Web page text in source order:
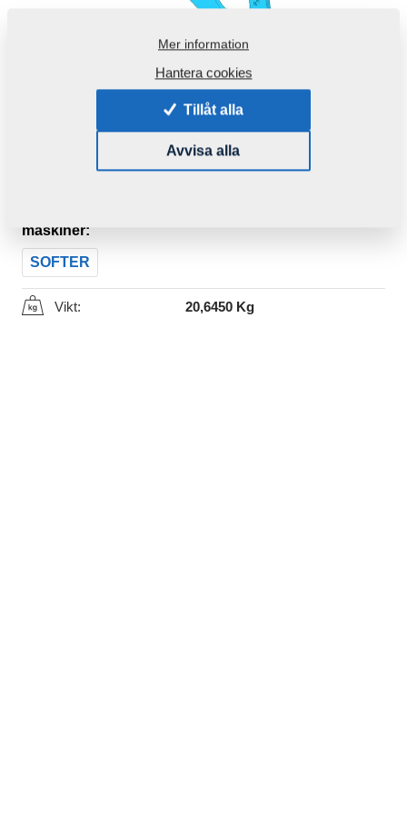
Produktkod: VZ00076185
maskiner:
SOFTER
Vikt: 20,6450 Kg
Mer information
Hantera cookies
Tillåt alla
Avvisa alla